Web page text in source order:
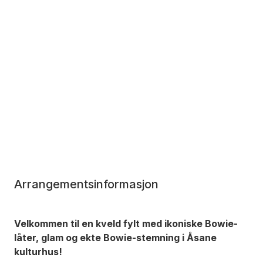
Arrangementsinformasjon
Velkommen til en kveld fylt med ikoniske Bowie-
låter, glam og ekte Bowie-stemning i Åsane
kulturhus!